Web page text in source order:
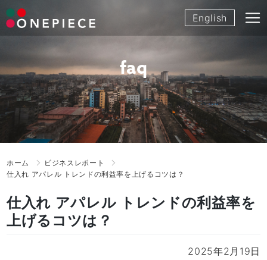
Skip
to
English
faq
ホーム
ビジネスレポート
仕入れ アパレル トレンドの利益率を上げるコツは？
仕入れ アパレル トレンドの利益率を
上げるコツは？
2025年2月19日